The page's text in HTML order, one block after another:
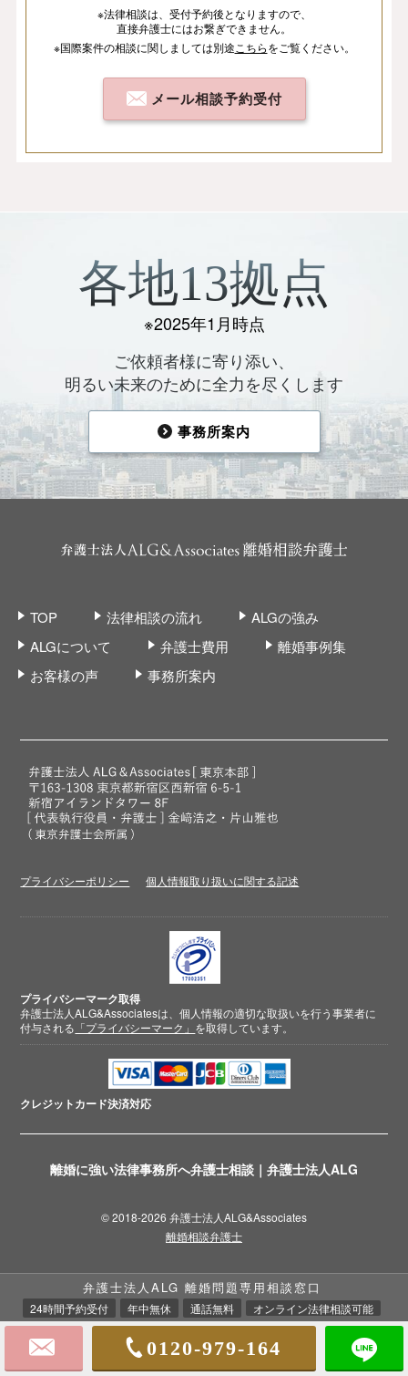
離婚に強い法律事務所へ弁護士相談｜弁護士法人ALG
※法律相談は、 受付予約後となりますので、
直接弁護士にはお繋ぎできません。
※国際案件の相談に関しましては別途 こちらをご覧ください。
メール相談予約受付
各地13拠点
※2025年1月時点
ご依頼者様に寄り添い、
明るい未来のために全力を尽くします
事務所案内
TOP 法律相談の流れ
ALGの強み
ALGについて
弁護士費用
離婚事例集
お客様の声
事務所案内
プライバシーポリシー 個人情報取り扱いに関する記述
プライバシーマーク取得
弁護士法人ALG&Associatesは、個人情報の適切な取扱いを行う事業者に
付与される 「プライバシーマーク」 を取得しています。
クレジットカード決済対応
© 2018-2026 弁護士法人ALG&Associates
離婚相談弁護士
弁護士法人ALG 離婚問題専用相談窓口
24時間予約受付 年中無休 通話無料 オンライン法律相談可能
0120-979-164